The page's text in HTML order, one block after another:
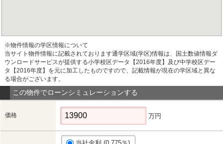
※物件情報の学区情報について
当サイト物件情報に記載されております通学区域(学区)情報は、国土数値情報ダ
ウンロードサービスが提供する小学校区データ【2016年度】及び中学校区デー
タ【2016年度】を元に加工したものですので、記載情報が現在の学区域と異な
る場合がございます。
この物件でローンシミュレーションする
価格 万円